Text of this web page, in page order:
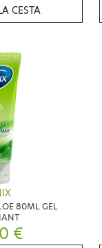
CESTA
80ML GEL
€